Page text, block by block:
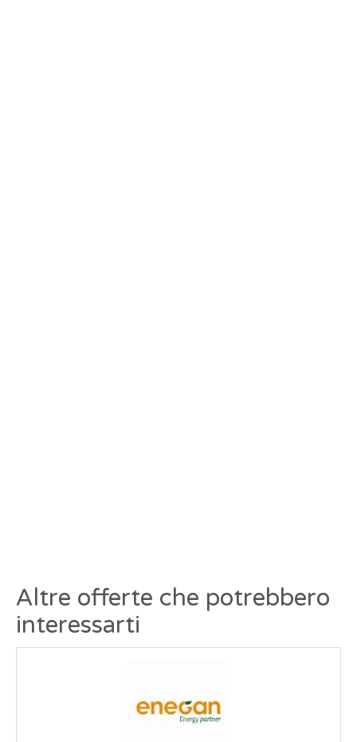
Altre offerte che potrebbero
interessarti